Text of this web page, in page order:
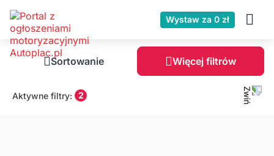
Wystaw za 0 zł
Sortowanie Więcej filtrów
Aktywne filtry: 2